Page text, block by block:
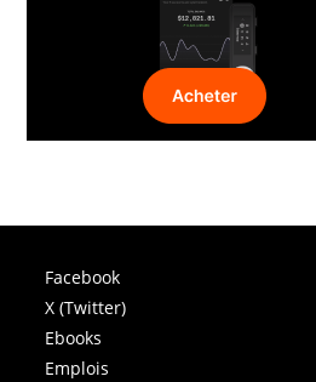
Facebook
X (Twitter)
Ebooks
Emplois